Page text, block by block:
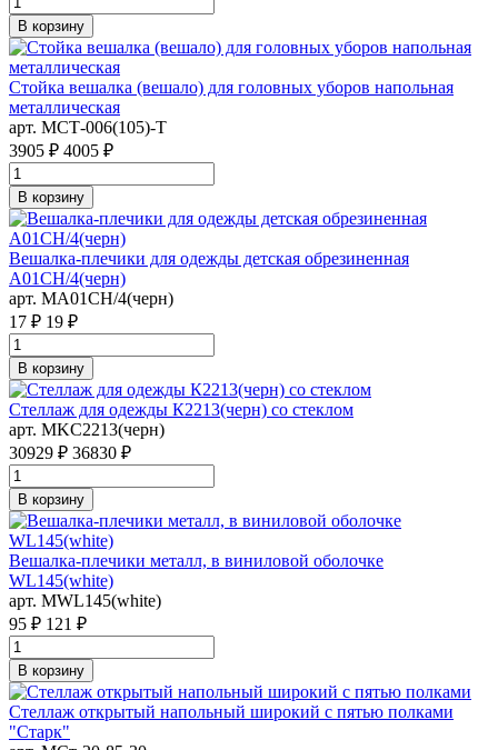
В корзину
Стойка вешалка (вешало) для головных уборов напольная
металлическая
арт. MСТ-006(105)-Т
3905 ₽ 4005 ₽
В корзину
Вешалка-плечики для одежды детская обрезиненная
A01CH/4(черн)
арт. MA01CH/4(черн)
17 ₽ 19 ₽
В корзину
Стеллаж для одежды К2213(черн) со стеклом
арт. MKC2213(черн)
30929 ₽ 36830 ₽
В корзину
Вешалка-плечики металл, в виниловой оболочке
WL145(white)
арт. MWL145(white)
95 ₽ 121 ₽
В корзину
Стеллаж открытый напольный широкий с пятью полками
"Старк"